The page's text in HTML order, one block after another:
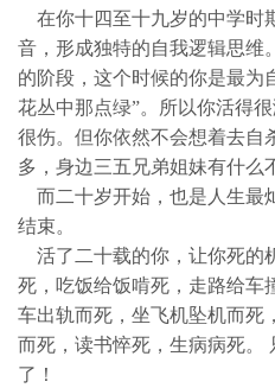
在你十四至十九岁的中学时
音，形成独特的自我逻辑思维
的阶段，这个时候的你是最为
花丛中那点绿”。所以你活得
很伤。但你依然不会想着去自
多，身边三五兄弟姐妹有什
而二十岁开始，也是人生最
结束。
活了二十载的你，让你死的
死，吃饭给饭啃死，走路给车
车出轨而死，坐飞机坠机而死
而死，读书悴死，生病病死。
了！